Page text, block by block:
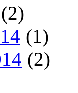
(2)
(1)
(2)